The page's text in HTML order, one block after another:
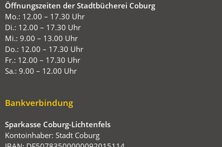
Öffnungszeiten der Stadtbücherei Coburg
Mo.: 12.00 – 17.30 Uhr
Di.: 12.00 – 17.30 Uhr
Mi.: 9.00 – 13.00 Uhr
Do.: 12.00 – 17.30 Uhr
Fr.: 12.00 – 17.30 Uhr
Sa.: 9.00 – 12.00 Uhr
Bankverbindung
Sparkasse Coburg-Lichtenfels
Kontoinhaber: Stadt Coburg